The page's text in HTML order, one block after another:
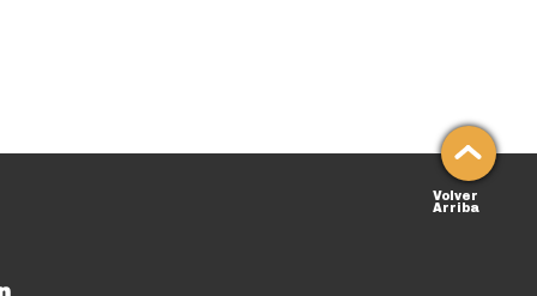
Volver
Arriba